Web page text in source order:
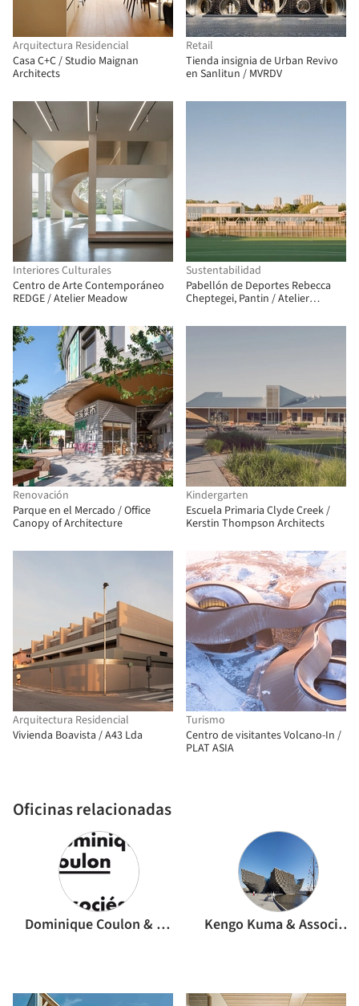
Arquitectura Residencial
Casa C+C / Studio Maignan
Architects
Retail
Tienda insignia de Urban Revivo
en Sanlitun / MVRDV
Interiores Culturales
Centro de Arte Contemporáneo
REDGE / Atelier Meadow
Sustentabilidad
Pabellón de Deportes Rebecca
Cheptegei, Pantin / Atelier
Renovación
Parque en el Mercado / Office
Canopy of Architecture
Kindergarten
Escuela Primaria Clyde Creek /
Kerstin Thompson Architects
Arquitectura Residencial
Vivienda Boavista / A43 Lda
Oficinas relacionadas
Dominique Coulon & associés Kengo Kuma & Associates
Turismo
Centro de visitantes Volcano-In /
PLAT ASIA